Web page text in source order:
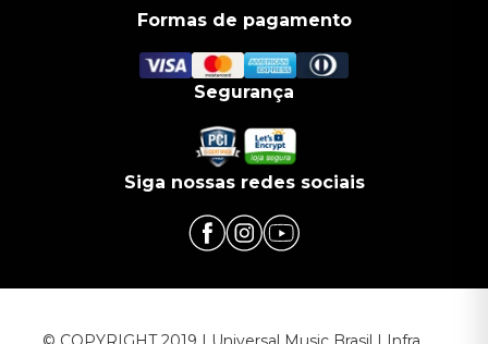
Formas de pagamento
Segurança
Siga nossas redes sociais